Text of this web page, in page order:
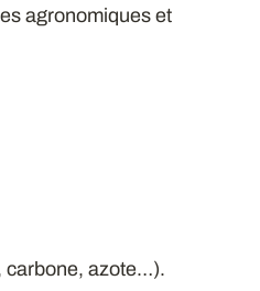
agronomiques et
carbone, azote…).